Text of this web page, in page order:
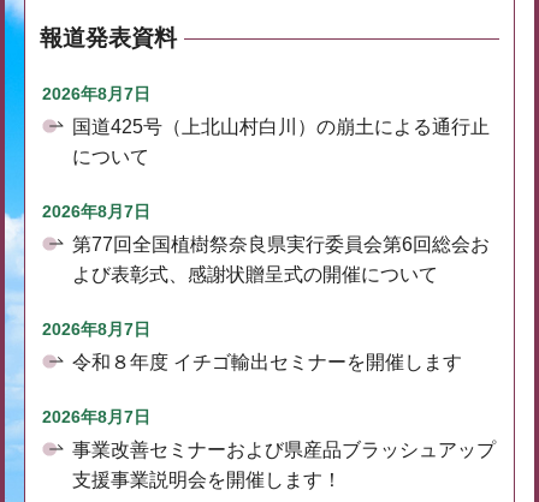
報道発表資料
2026年8月7日
国道425号（上北山村白川）の崩土による通行止
について
2026年8月7日
第77回全国植樹祭奈良県実行委員会第6回総会お
よび表彰式、感謝状贈呈式の開催について
2026年8月7日
令和８年度 イチゴ輸出セミナーを開催します
2026年8月7日
事業改善セミナーおよび県産品ブラッシュアップ
支援事業説明会を開催します！